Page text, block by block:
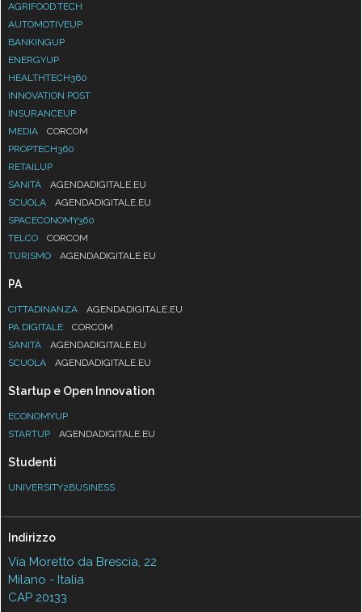
AGRIFOOD.TECH
AUTOMOTIVEUP
BANKINGUP
ENERGYUP
HEALTHTECH360
INNOVATION POST
INSURANCEUP
MEDIA
CORCOM
PROPTECH360
RETAILUP
SANITÀ
AGENDADIGITALE.EU
SCUOLA
AGENDADIGITALE.EU
SPACECONOMY360
TELCO
CORCOM
TURISMO
AGENDADIGITALE.EU
PA
CITTADINANZA
AGENDADIGITALE.EU
PA DIGITALE
CORCOM
SANITÀ
AGENDADIGITALE.EU
SCUOLA
AGENDADIGITALE.EU
Startup e Open Innovation
ECONOMYUP
STARTUP
AGENDADIGITALE.EU
Studenti
UNIVERSITY2BUSINESS
Indirizzo
Via Moretto da Brescia, 22
Milano - Italia
CAP 20133